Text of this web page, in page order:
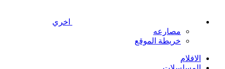
اخري
مصارعه
خريطة الموقع
الافلام